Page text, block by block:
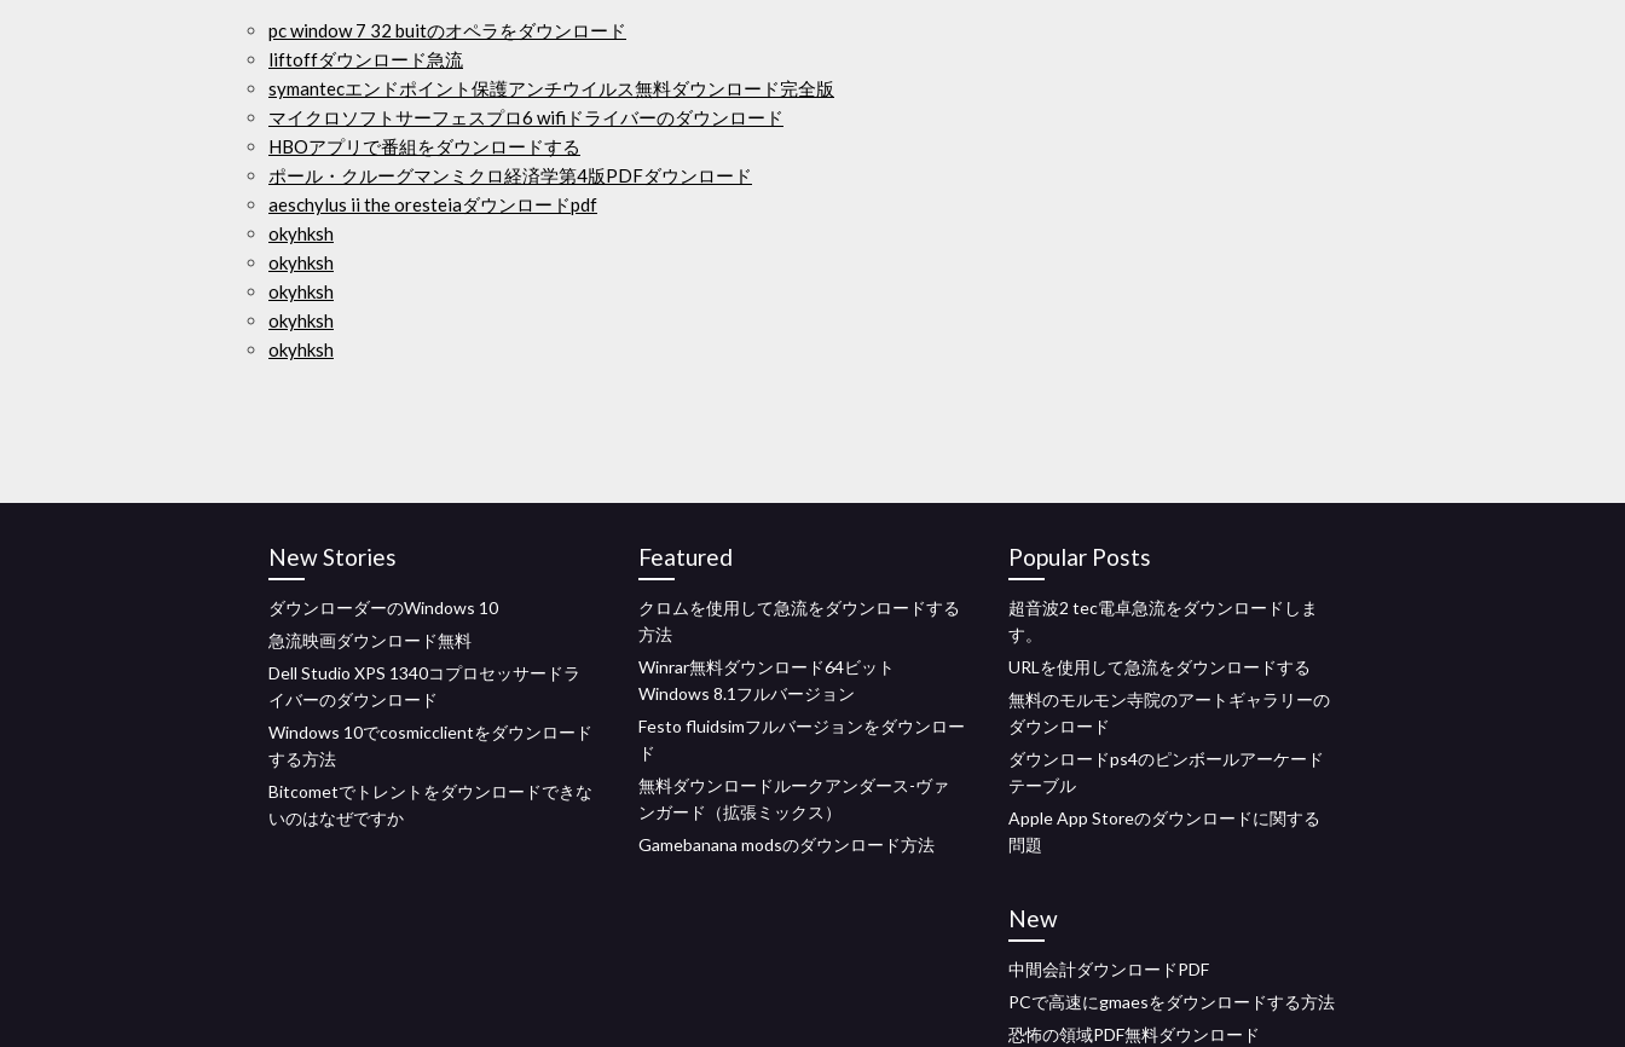
pc window 7 32 buitのオペラをダウンロード
liftoffダウンロード急流
symantecエンドポイント保護アンチウイルス無料ダウンロード完全版
マイクロソフトサーフェスプロ6 wifiドライバーのダウンロード
HBOアプリで番組をダウンロードする
ポール・クルーグマンミクロ経済学第4版PDFダウンロード
aeschylus ii the oresteiaダウンロードpdf
okyhksh
okyhksh
okyhksh
okyhksh
okyhksh
New Stories
ダウンローダーのWindows 10
急流映画ダウンロード無料
Dell Studio XPS 1340コプロセッサードラ
イバーのダウンロード
Windows 10でcosmicclientをダウンロード
する方法
Bitcometでトレントをダウンロードできな
いのはなぜですか
Featured
クロムを使用して急流をダウンロードする
方法
Winrar無料ダウンロード64ビット
Windows 8.1フルバージョン
Festo fluidsimフルバージョンをダウンロー
ド
無料ダウンロードルークアンダース-ヴァ
ンガード（拡張ミックス）
Gamebanana modsのダウンロード方法
Popular Posts
超音波2 tec電卓急流をダウンロードしま
す。
URLを使用して急流をダウンロードする
無料のモルモン寺院のアートギャラリーの
ダウンロード
ダウンロードps4のピンボールアーケード
テーブル
Apple App Storeのダウンロードに関する
問題
New
中間会計ダウンロードPDF
PCで高速にgmaesをダウンロードする方法
恐怖の領域PDF無料ダウンロード